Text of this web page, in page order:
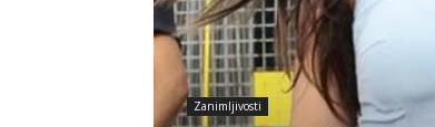
Zanimljivosti